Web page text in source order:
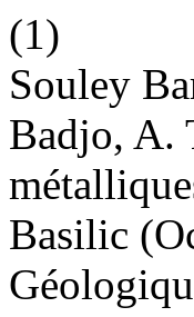
(1)
Souley
Badjo, A.
Basilic